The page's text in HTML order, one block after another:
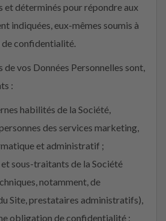
et déterminés pour répondre aux
indiquées, eux-mêmes soumis à
confidentialité.
de vos Données Personnelles sont,
:
habilités de la Société,
des services marketing,
et administratif ;
sous-traitants de la Société
notamment, de
Site, prestataires administratifs),
obligation de confidentialité ;